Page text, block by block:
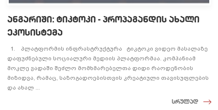
ანგარიში: ტიკტოკი - პროპაგანდის ახალი
ეკოსისტემა
1. პლატფორმის ინფრასტრუქტურა ტიკტოკი ვიდეო მასალაზე
დაფუძნებული სოციალური მედიის პლატფორმაა. კომპანიამ
მოკლე ვადაში შეძლო მომხმარებელთა დიდი რაოდენობის
მიზიდვა, რამაც, საზოგადოებისთვის კრეატიული თავისუფლების
და ახალ ...
სრულად